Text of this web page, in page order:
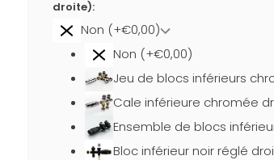
droite):
Non (+€0,00)
Non (+€0,00)
Jeu de blocs inférieurs
Cale inférieure chromée
Ensemble de blocs
Bloc inférieur noir réglé